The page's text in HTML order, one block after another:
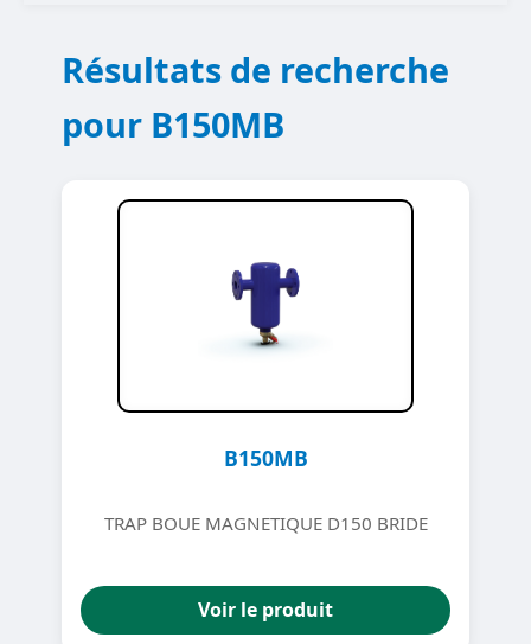
Résultats de recherche
pour B150MB
B150MB
TRAP BOUE MAGNETIQUE D150 BRIDE
Voir le produit